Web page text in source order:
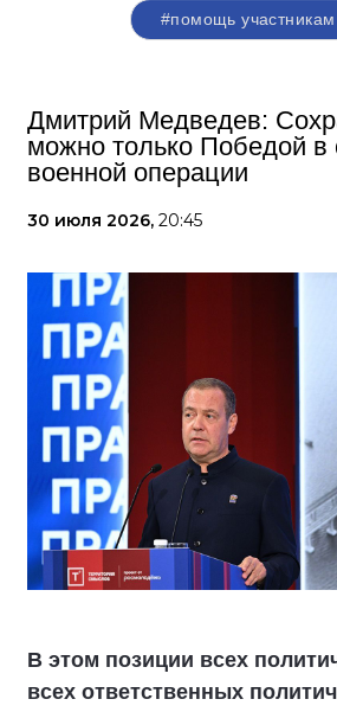
#помощь
Дмитрий Медведев:
можно только Победой в
военной операции
30 июля 2026, 20:45
В этом позиции всех
всех ответственных